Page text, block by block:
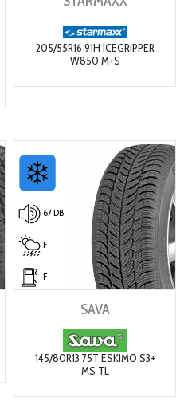
205/55R16 91H ICEGRIPPER
W850 M+S
67 DB
F
F
SAVA
145/80R13 75T ESKIMO S3+
MS TL